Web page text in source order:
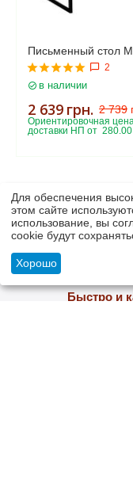
Письменный стол
2
в наличии
2 739
2 639 грн.
Ориентировочная цена
доставки НП от  280.00
Быстро и
Для обеспечения
этом сайте
использование, вы
cookie будут
Хорошо